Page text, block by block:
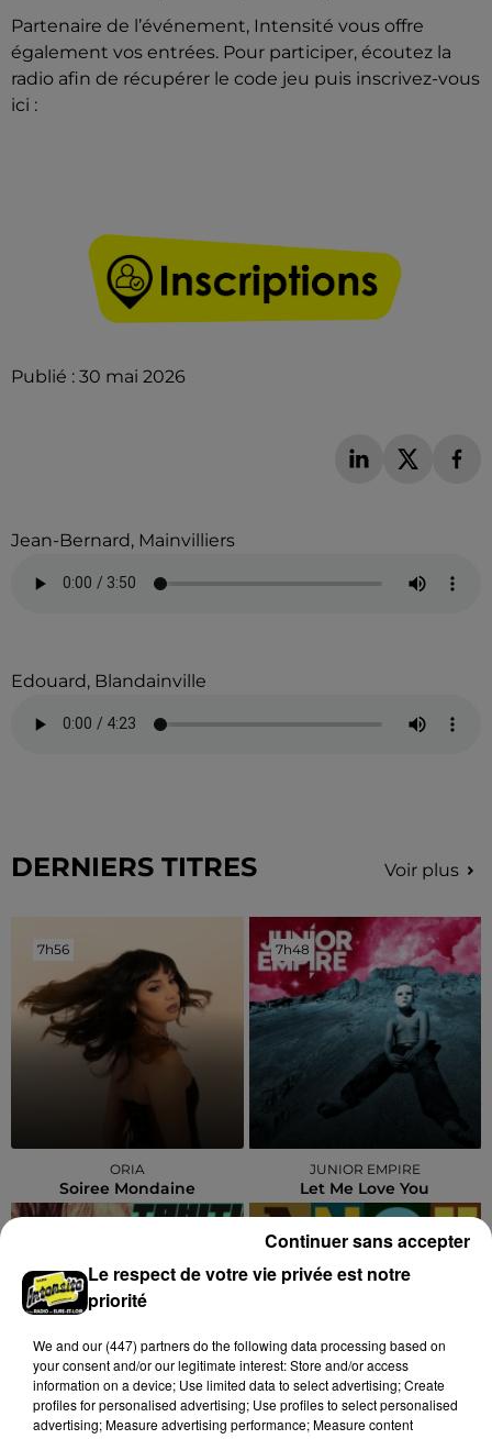
Partenaire de l’événement, Intensité vous offre
également vos entrées. Pour participer, écoutez la
radio afin de récupérer le code jeu puis inscrivez-vous
ici :
Publié : 30 mai 2026
Jean-Bernard, Mainvilliers
Edouard, Blandainville
DERNIERS TITRES Voir plus
7h56
7h56
ORIA
Soiree Mondaine
7h48
7h48
JUNIOR EMPIRE
Let Me Love You
7h42
7h42
Le respect de votre vie privée est notre
priorité
We and our (447) partnersdo the following data processing based on
your consent and/or our legitimate interest: Store and/or access
information on a device; Use limited data to select advertising; Create
profiles for personalised advertising; Use profiles to select personalised
advertising; Measure advertising performance; Measure content
Continuer sans accepter